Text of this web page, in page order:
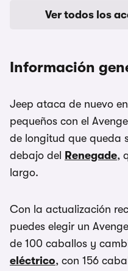
Ver todos los
Información
Jeep ataca de nuevo
pequeños con el
de longitud que queda
debajo del
Renegade,
largo.
Con la actualización
puedes elegir un
de 100 caballos y
eléctrico, con 156